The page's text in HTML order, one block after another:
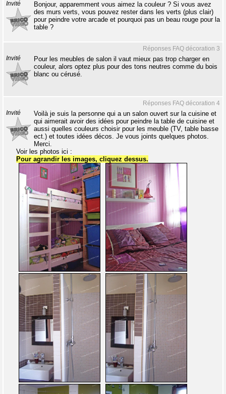
Invité
Bonjour, apparemment vous aimez la couleur ? Si vous avez
des murs verts, vous pouvez rester dans les verts (plus clair)
pour peindre votre arcade et pourquoi pas un beau rouge pour la
table ?
Réponses FAQ décoration 3
Invité
Pour les meubles de salon il vaut mieux pas trop charger en
couleur, alors optez plus pour des tons neutres comme du bois
blanc ou cérusé.
Réponses FAQ décoration 4
Invité
Voilà je suis la personne qui a un salon ouvert sur la cuisine et
qui aimerait avoir des idées pour peindre la table de cuisine et
aussi quelles couleurs choisir pour les meuble (TV, table basse
ect.) et toutes idées décos. Je vous joints quelques photos.
Merci.
Voir les photos ici :
Pour agrandir les images, cliquez dessus.